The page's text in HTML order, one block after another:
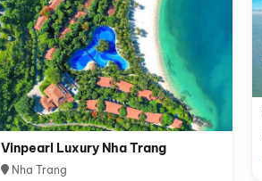
Vinpearl Luxury Nha Trang
Nha Trang